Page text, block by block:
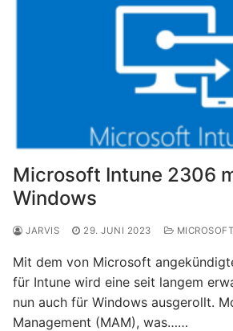
Microsoft Intune 2306
Windows
JARVIS 29. JUNI 2023 MICROSOFT
Mit dem von Microsoft
für Intune wird eine seit langem
nun auch für Windows ausgerollt.
Management (MAM), was……